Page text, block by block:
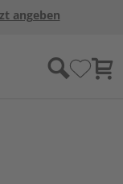
angeben